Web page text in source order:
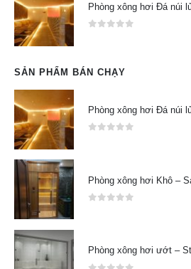
Phòng xông hơi Đá núi
SẢN PHẨM BÁN CHẠY
Phòng xông hơi Đá núi
Phòng xông hơi Khô –
Phòng xông hơi ướt –